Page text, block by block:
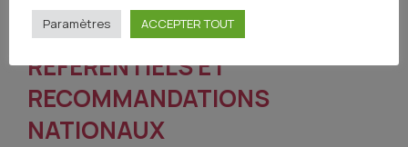
RÉFÉRENTIELS ET
RECOMMANDATIONS
NATIONAUX
Paramètres ACCEPTER TOUT